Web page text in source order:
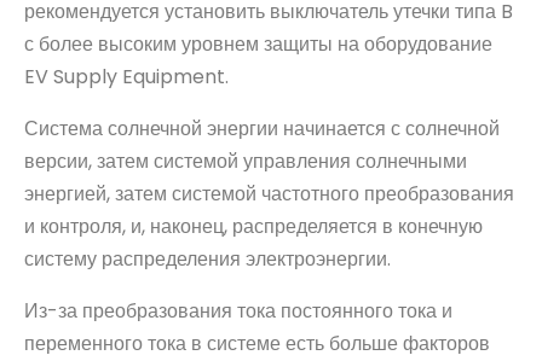
рекомендуется установить выключатель утечки типа B
с более высоким уровнем защиты на оборудование
EV Supply Equipment.
Система солнечной энергии начинается с солнечной
версии, затем системой управления солнечными
энергией, затем системой частотного преобразования
и контроля, и, наконец, распределяется в конечную
систему распределения электроэнергии.
Из-за преобразования тока постоянного тока и
переменного тока в системе есть больше факторов